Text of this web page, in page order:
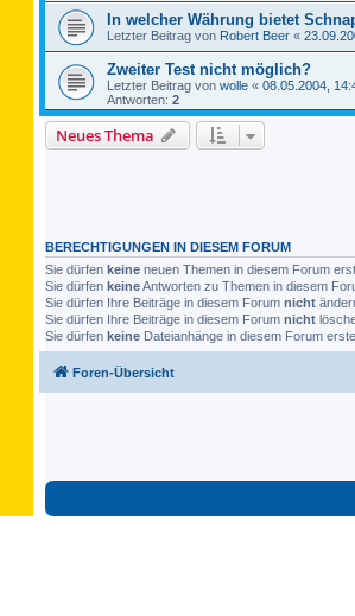
In welcher Währung bietet
Letzter Beitrag von Robert Beer «
Zweiter Test nicht möglich?
Letzter Beitrag von wolle « 08.05.2004,
Antworten: 2
Neues Thema
BERECHTIGUNGEN IN DIESEM FORUM
Sie dürfen keine neuen Themen in diesem Forum
Sie dürfen keineAntworten zu Themen in diesem
Sie dürfen Ihre Beiträge in diesem Forum nicht
Sie dürfen Ihre Beiträge in diesem Forum nicht
Sie dürfen keine Dateianhänge in diesem Forum
Foren-Übersicht